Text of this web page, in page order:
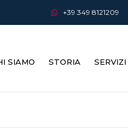
+39 349 8121209
SIAMO STORIA SERVIZI